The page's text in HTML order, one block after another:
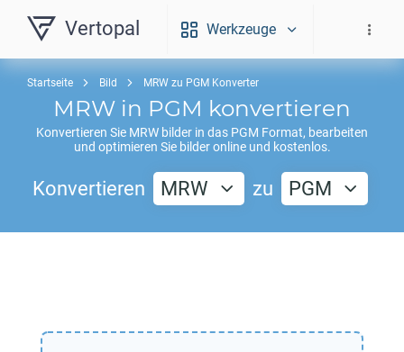
Vertopal Werkzeuge
Startseite Bild MRW zu PGM Konverter
MRW in PGM konvertieren
Konvertieren Sie MRW bilder in das PGM Format, bearbeiten
und optimieren Sie bilder online und kostenlos.
Konvertieren MRW zu PGM